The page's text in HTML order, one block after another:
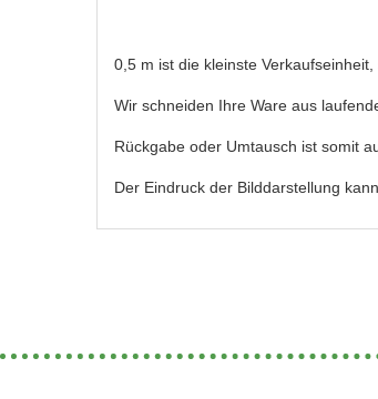
0,5 m ist die kleinste
Wir schneiden Ihre Ware aus
Rückgabe oder Umtausch ist somit
Der Eindruck der Bilddarstellung